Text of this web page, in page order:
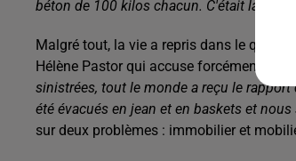
béton de 100 kilos chacun. C'était la
Malgré tout, la vie a repris dans le
Hélène Pastor qui accuse forcément le
sinistrées, tout le monde a reçu le
été évacués en jean et en baskets et
sur deux problèmes : immobilier et